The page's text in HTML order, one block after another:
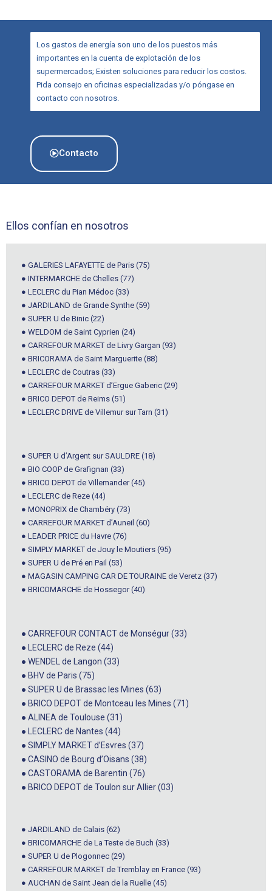
Los gastos de energía son uno de los puestos más
importantes en la cuenta de explotación de los
supermercados; Existen soluciones para reducir los costos.
Pida consejo en oficinas especializadas y/o póngase en
contacto con nosotros.
Contacto
Ellos confían en nosotros
● GALERIES LAFAYETTE de Paris (75)
● INTERMARCHE de Chelles (77)
● LECLERC du Pian Médoc (33)
● JARDILAND de Grande Synthe (59)
● SUPER U de Binic (22)
● WELDOM de Saint Cyprien (24)
● CARREFOUR MARKET de Livry Gargan (93)
● BRICORAMA de Saint Marguerite (88)
● LECLERC de Coutras (33)
● CARREFOUR MARKET d’Ergue Gaberic (29)
● BRICO DEPOT de Reims (51)
● LECLERC DRIVE de Villemur sur Tarn (31)
● SUPER U d’Argent sur SAULDRE (18)
● BIO COOP de Grafignan (33)
● BRICO DEPOT de Villemander (45)
● LECLERC de Reze (44)
● MONOPRIX de Chambéry (73)
● CARREFOUR MARKET d’Auneil (60)
● LEADER PRICE du Havre (76)
● SIMPLY MARKET de Jouy le Moutiers (95)
● SUPER U de Pré en Pail (53)
● MAGASIN CAMPING CAR DE TOURAINE de Veretz (37)
● BRICOMARCHE de Hossegor (40)
● CARREFOUR CONTACT de Monségur (33)
● LECLERC de Reze (44)
● WENDEL de Langon (33)
● BHV de Paris (75)
● SUPER U de Brassac les Mines (63)
● BRICO DEPOT de Montceau les Mines (71)
● ALINEA de Toulouse (31)
● LECLERC de Nantes (44)
● SIMPLY MARKET d’Esvres (37)
● CASINO de Bourg d’Oisans (38)
● CASTORAMA de Barentin (76)
● BRICO DEPOT de Toulon sur Allier (03)
● JARDILAND de Calais (62)
● BRICOMARCHE de La Teste de Buch (33)
● SUPER U de Plogonnec (29)
● CARREFOUR MARKET de Tremblay en France (93)
● AUCHAN de Saint Jean de la Ruelle (45)